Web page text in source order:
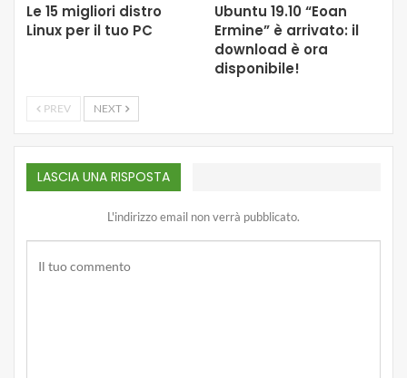
Le 15 migliori distro
Linux per il tuo PC
Ubuntu 19.10 “Eoan
Ermine” è arrivato: il
download è ora
disponibile!
PREV NEXT
LASCIA UNA RISPOSTA
L'indirizzo email non verrà pubblicato.